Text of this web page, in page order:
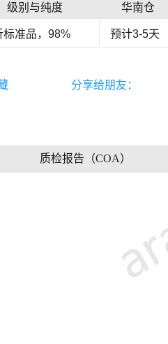
级别与纯度 华南仓
标准品，98% 预计3-5天
分享给朋友：
质检报告（COA）